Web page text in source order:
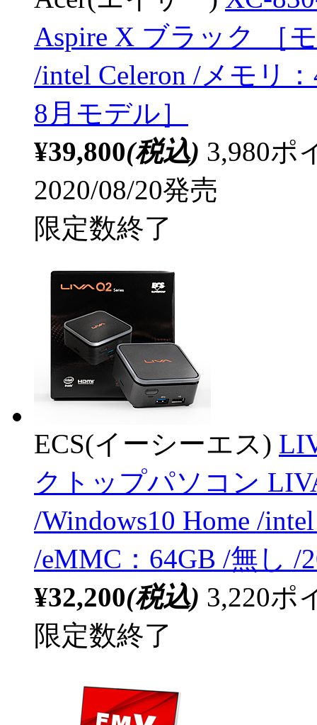
Aspire X ブラック ［
/intel Celeron /メモリ
8月モデル］
¥39,800(税込) 3,980ポ
2020/08/20発売
限定数終了
ECS(イーシーエス)
クトップパソコン
/Windows10 Home /
/eMMC：64GB /無し /
¥32,200(税込) 3,220ポ
限定数終了